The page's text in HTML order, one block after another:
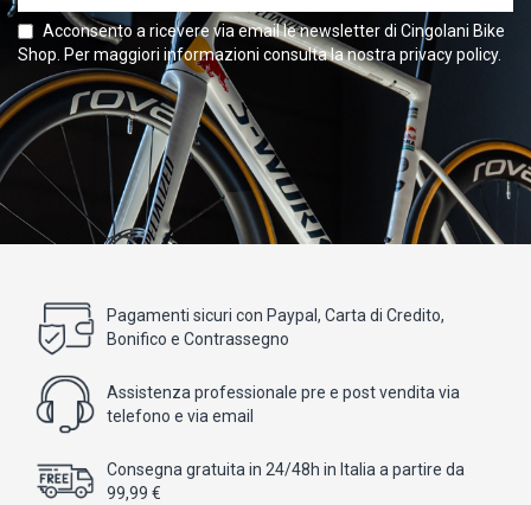
Acconsento a ricevere via email le newsletter di Cingolani Bike
Shop. Per maggiori informazioni consulta la nostra privacy policy.
Pagamenti sicuri con Paypal, Carta di Credito,
Bonifico e Contrassegno
Assistenza professionale pre e post vendita via
telefono e via email
Consegna gratuita in 24/48h in Italia a partire da
99,99 €